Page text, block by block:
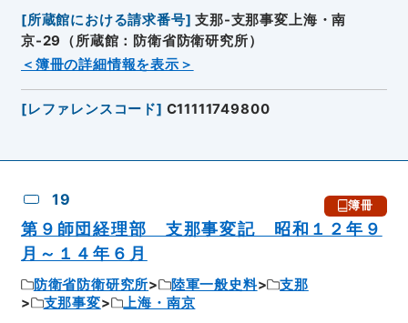
[所蔵館における請求番号] 支那-支那事変上海・南
京-29（所蔵館：防衛省防衛研究所）
＜簿冊の詳細情報を表示＞
[レファレンスコード] C11111749800
19 簿冊
第９師団経理部 支那事変記 昭和１２年９
月～１４年６月
防衛省防衛研究所 陸軍一般史料
支那
支那事変
上海・南京